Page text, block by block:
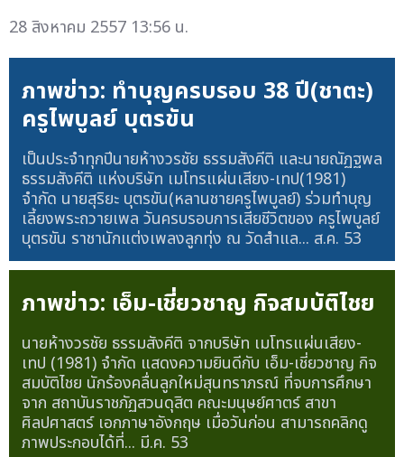
28 สิงหาคม 2557 13:56 น.
ภาพข่าว: ทำบุญครบรอบ 38 ปี(ชาตะ)
ครูไพบูลย์ บุตรขัน
เป็นประจำทุกปีนายห้างวรชัย ธรรมสังคีติ และนายณัฏฐพล
ธรรมสังคีติ แห่งบริษัท เมโทรแผ่นเสียง-เทป(1981)
จำกัด นายสุริยะ บุตรขัน(หลานชายครูไพบูลย์) ร่วมทำบุญ
เลี้ยงพระถวายเพล วันครบรอบการเสียชีวิตของ ครูไพบูลย์
บุตรขัน ราชานักแต่งเพลงลูกทุ่ง ณ วัดสำแล... ส.ค. 53
ภาพข่าว: เอ็ม-เชี่ยวชาญ กิจสมบัติไชย
นายห้างวรชัย ธรรมสังคีติ จากบริษัท เมโทรแผ่นเสียง-
เทป (1981) จำกัด แสดงความยินดีกับ เอ็ม-เชี่ยวชาญ กิจ
สมบัติไชย นักร้องคลื่นลูกใหม่สุนทราภรณ์ ที่จบการศึกษา
จาก สถาบันราชภัฏสวนดุสิต คณะมนุษย์ศาตร์ สาขา
ศิลปศาสตร์ เอกภาษาอังกฤษ เมื่อวันก่อน สามารถคลิกดู
ภาพประกอบได้ที่... มี.ค. 53